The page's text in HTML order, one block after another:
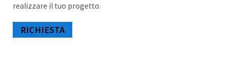
realizzare il tuo progetto.
RICHIESTA